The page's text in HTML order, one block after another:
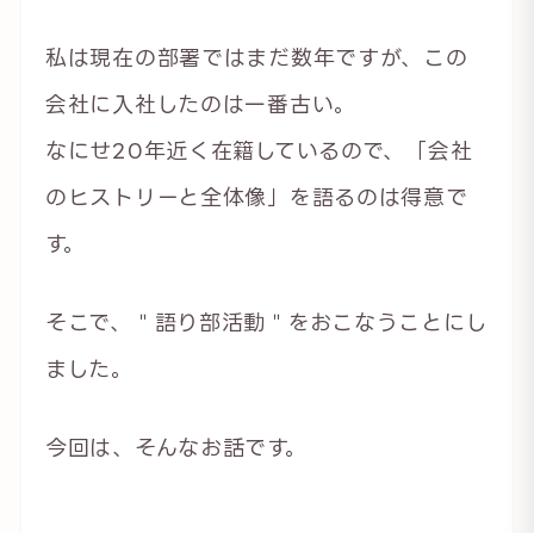
私は現在の部署ではまだ数年ですが、この
会社に入社したのは一番古い。
なにせ20年近く在籍しているので、「会社
のヒストリーと全体像」を語るのは得意で
す。
そこで、＂語り部活動＂をおこなうことにし
ました。
今回は、そんなお話です。